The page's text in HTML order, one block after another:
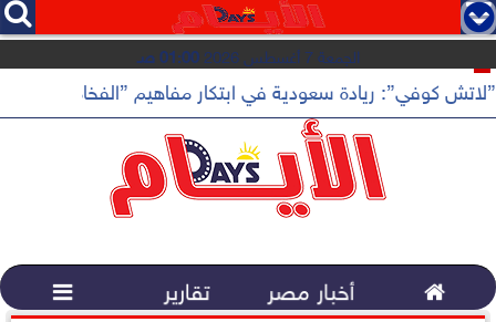
   
الجمعة 7 أغسطس 2026 01:00 صـ
”لاتش كوفي”: ريادة سعودية في ابتكار مفاهيم ”الفخامة
 أخبار مصر تقارير 